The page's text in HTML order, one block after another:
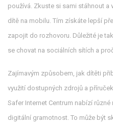
používá. Zkuste si sami stáhnout a
dítě na mobilu. Tím získáte lepší
zapojit do rozhovoru. Důležité je
se chovat na sociálních sítích a
Zajímavým způsobem, jak dítěti
využití dostupných zdrojů a
Safer Internet Centrum nabízí
digitální gramotnost. To může být